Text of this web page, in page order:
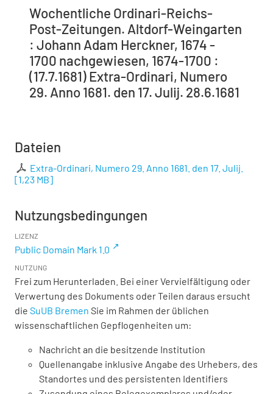
Wochentliche Ordinari-Reichs-
Post-Zeitungen. Altdorf-Weingarten
: Johann Adam Herckner, 1674 -
1700 nachgewiesen, 1674-1700 :
(17.7.1681) Extra-Ordinari, Numero
29. Anno 1681. den 17. Julij. 28.6.1681
Dateien
Extra-Ordinari, Numero 29. Anno 1681. den 17. Julij.
[1,23 MB]
Nutzungsbedingungen
LIZENZ
Public Domain Mark 1.0
NUTZUNG
Frei zum Herunterladen. Bei einer Vervielfältigung oder
Verwertung des Dokuments oder Teilen daraus ersucht
die SuUB Bremen Sie im Rahmen der üblichen
wissenschaftlichen Gepflogenheiten um:
Nachricht an die besitzende Institution
Quellenangabe inklusive Angabe des Urhebers, des
Standortes und des persistenten Identifiers